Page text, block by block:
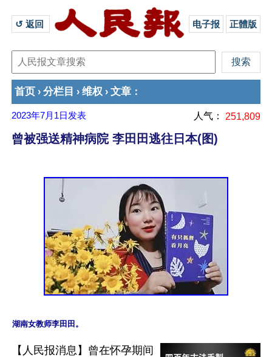
↺ 返回 电子报 正體版
首页 › 分栏目 › 维权 › 文章 ：
2023年7月1日 发表 人气： 251,809
曾被强送精神病院 李田田逃往日本(图)
【人民报消息】曾在怀孕期间